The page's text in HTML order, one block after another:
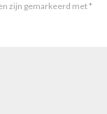
zijn gemarkeerd met*